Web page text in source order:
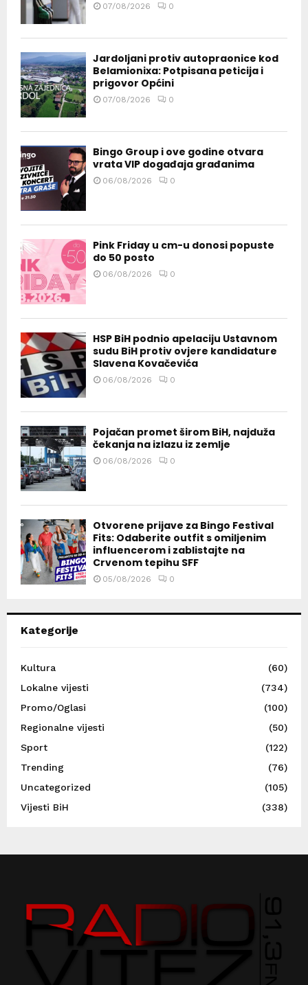
07/08/2026 0
Jardoljani protiv autopraonice kod
Belamionixa: Potpisana peticija i
prigovor Općini
07/08/2026 0
Bingo Group i ove godine otvara
vrata VIP događaja građanima
06/08/2026 0
Pink Friday u cm-u donosi popuste
do 50 posto
06/08/2026 0
HSP BiH podnio apelaciju Ustavnom
sudu BiH protiv ovjere kandidature
Slavena Kovačevića
06/08/2026 0
Pojačan promet širom BiH, najduža
čekanja na izlazu iz zemlje
06/08/2026 0
Otvorene prijave za Bingo Festival
Fits: Odaberite outfit s omiljenim
influencerom i zablistajte na
Crvenom tepihu SFF
05/08/2026 0
Kategorije
Kultura
(60)
Lokalne vijesti
(734)
Promo/Oglasi
(100)
Regionalne vijesti
(50)
Sport
(122)
Trending
(76)
Uncategorized
(105)
Vijesti BiH
(338)